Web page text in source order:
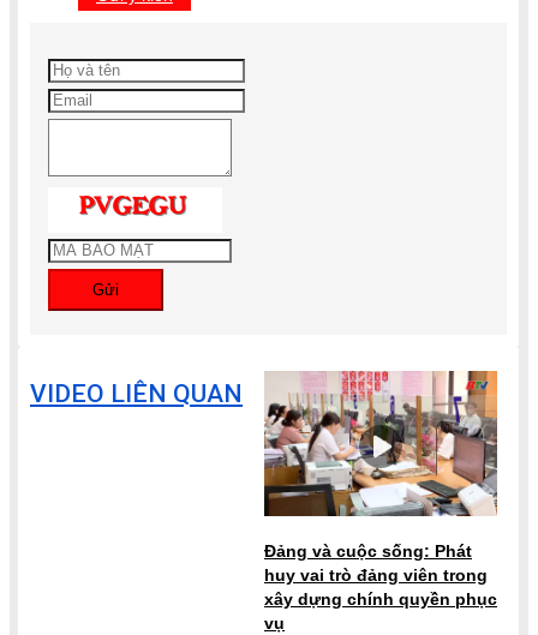
Gửi
VIDEO LIÊN QUAN
Đảng và cuộc sống: Phát
huy vai trò đảng viên trong
xây dựng chính quyền phục
vụ